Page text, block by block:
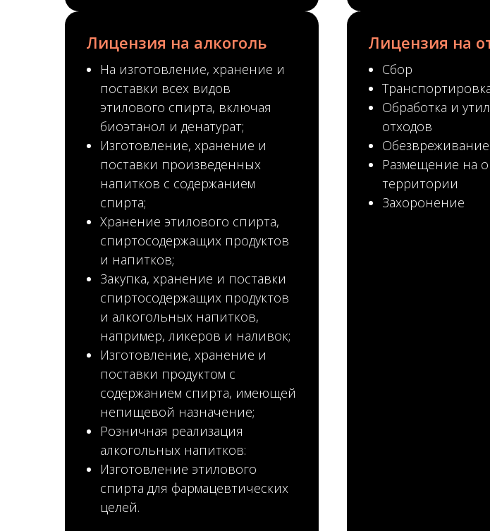
Лицензия на алкоголь
На изготовление, хранение и
поставки всех видов
этилового спирта, включая
биоэтанол и денатурат;
Изготовление, хранение и
поставки произведенных
напитков с содержанием
спирта;
Хранение этилового спирта,
спиртосодержащих продуктов
и напитков;
Закупка, хранение и поставки
спиртосодержащих продуктов
и алкогольных напитков,
например, ликеров и наливок;
Изготовление, хранение и
поставки продуктом с
содержанием спирта, имеющей
непищевой назначение;
Розничная реализация
алкогольных напитков:
Изготовление этилового
спирта для фармацевтических
целей.
Лицензия на
Сбор
Обработка и
отходов
Обезвреживание
Размещение на
территории
Захоронение